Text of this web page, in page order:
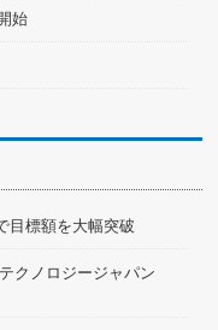
始
目標額を大幅突破
クノロジージャパン